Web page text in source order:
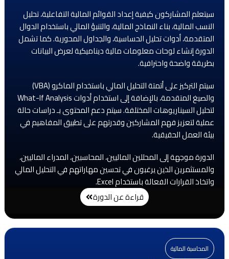
سيتعلم المشاركون كيفية إعداد القوائم المالية التفاعلية، تحليل
النسب المالية، بناء النماذج المالية، والتنبؤ المالي باستخدام الدوال
المتقدمة، أدوات تحليل الحساسية، والجداول المحورية. كما تشمل
الدورة إنشاء لوحات معلومات مالية ديناميكية لعرض البيانات
بطريقة واضحة واحترافية.
سيتم التركيز على أتمتة التحليل المالي باستخدام الماكرو (VBA)
والصيغ المتقدمة، بالإضافة إلى استخدام أدوات What-If Analysis
لتحليل السيناريوهات المختلفة. سيتم دعم المحتوى بـ دراسات حالة
عملية لتعزيز فهم المشاركين وقدرتهم على تطبيق المفاهيم في
بيئة العمل الحقيقية.
الدورة موجهة إلى المحللين الماليين، المحاسبين، المدراء الماليين،
والمستثمرين الذين يرغبون في تحسين مهاراتهم في التحليل المالي
واتخاذ القرارات الفعالة باستخدام Excel.
قراءة عن الدورة
المحاسبة المالية